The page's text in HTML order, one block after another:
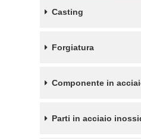
Casting
Forgiatura
Componente in
Parti in acciaio